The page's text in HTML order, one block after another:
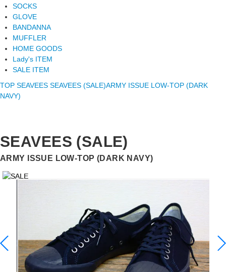
SOCKS
GLOVE
BANDANNA
MUFFLER
HOME GOODS
Lady's ITEM
SALE ITEM
TOP SEAVEES SEAVEES (SALE)ARMY ISSUE LOW-TOP (DARK
NAVY)
SEAVEES (SALE)
ARMY ISSUE LOW-TOP (DARK NAVY)